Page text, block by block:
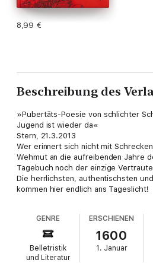
8,99 €
Beschreibung des
»Pubertäts-Poesie von schlichter
Jugend ist wieder da«
Stern, 21.3.2013
Wer erinnert sich nicht mit
Wehmut an die aufreibenden Jahre
Tagebuch noch der einzige
Die herrlichsten, authentischsten
kommen hier endlich ans Tageslicht!
mich liebt und dann haben
und dann werden wir sehen, wie es
nüchtern sind.
GENRE
Belletristik
und Literatur
ERSCHIENEN
1600
1. Januar